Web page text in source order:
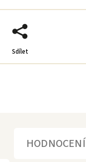
Sdílet
HODNOCENÍ